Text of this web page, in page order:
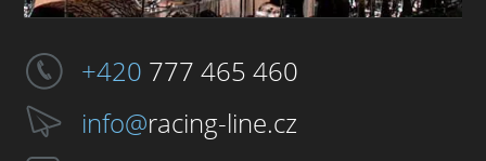
+420 777 465 460
info@racing-line.cz